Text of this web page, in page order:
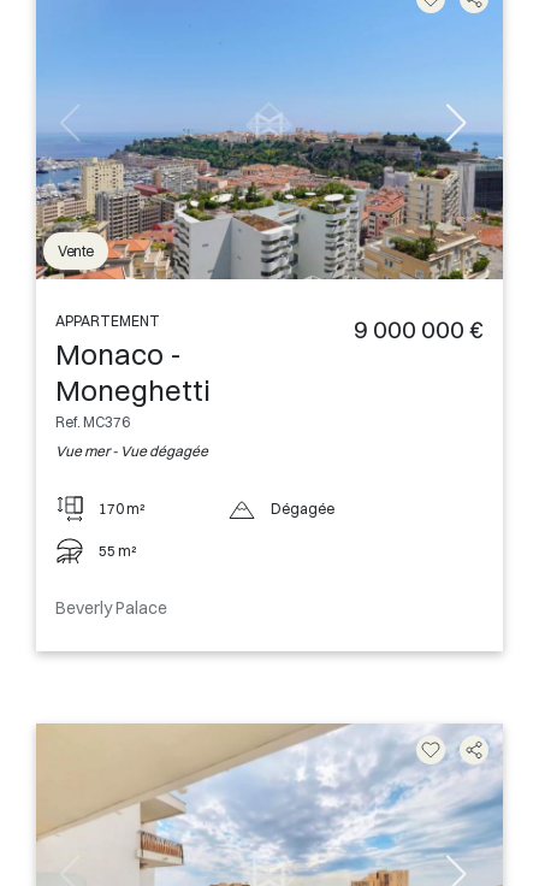
Vente
APPARTEMENT
Monaco -
Moneghetti
Ref. MC376
Vue mer - Vue dégagée
9 000 000 €
170 m²
55 m²
Dégagée
Beverly Palace